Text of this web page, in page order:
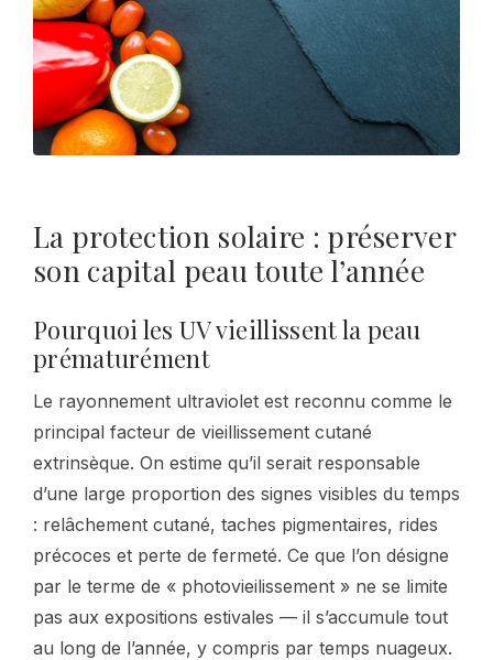
La protection solaire : préserver
son capital peau toute l’année
Pourquoi les UV vieillissent la peau
prématurément
Le rayonnement ultraviolet est reconnu comme le
principal facteur de vieillissement cutané
extrinsèque. On estime qu’il serait responsable
d’une large proportion des signes visibles du temps
: relâchement cutané, taches pigmentaires, rides
précoces et perte de fermeté. Ce que l’on désigne
par le terme de « photovieilissement » ne se limite
pas aux expositions estivales — il s’accumule tout
au long de l’année, y compris par temps nuageux.